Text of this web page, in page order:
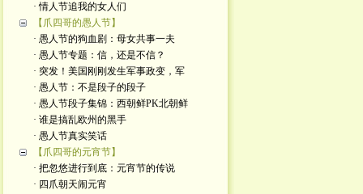
· 情人节追我的女人们
【爪四哥的愚人节】
· 愚人节的狗血剧：母女共事一夫
· 愚人节专题：信，还是不信？
· 突发！美国刚刚发生军事政变，军
· 愚人节：不是段子的段子
· 愚人节段子集锦：西朝鲜PK北朝鲜
· 谁是搞乱欧州的黑手
· 愚人节真实笑话
【爪四哥的元宵节】
· 把忽悠进行到底：元宵节的传说
· 四爪朝天闹元宵